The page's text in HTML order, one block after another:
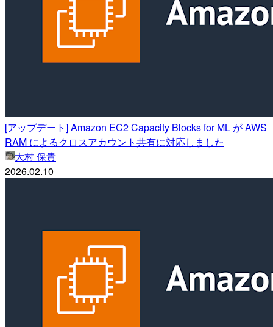
[アップデート] Amazon EC2 Capacity Blocks for ML が AWS
RAM によるクロスアカウント共有に対応しました
大村 保貴
2026.02.10